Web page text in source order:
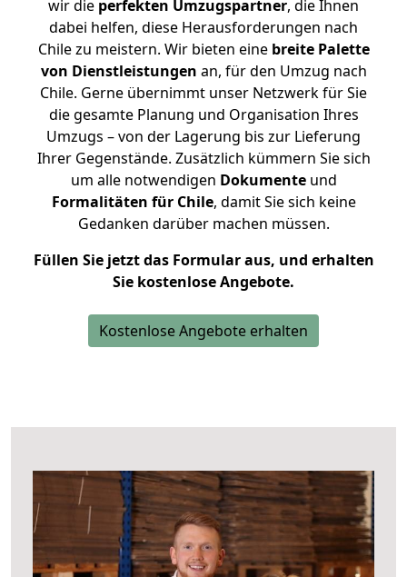
wir die perfekten Umzugspartner, die Ihnen
dabei helfen, diese Herausforderungen nach
Chile zu meistern. Wir bieten eine breite Palette
von Dienstleistungen an, für den Umzug nach
Chile. Gerne übernimmt unser Netzwerk für Sie
die gesamte Planung und Organisation Ihres
Umzugs – von der Lagerung bis zur Lieferung
Ihrer Gegenstände. Zusätzlich kümmern Sie sich
um alle notwendigen Dokumenteund
Formalitäten für Chile, damit Sie sich keine
Gedanken darüber machen müssen.
Füllen Sie jetzt das Formular aus, und erhalten
Sie kostenlose Angebote.
Kostenlose Angebote erhalten